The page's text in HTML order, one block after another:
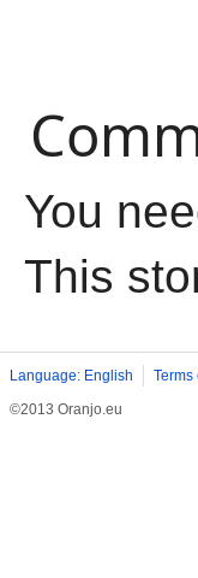
You
This
Language: English Terms
©2013 Oranjo.eu